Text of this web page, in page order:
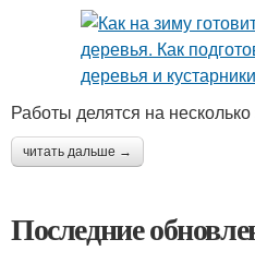
Работы делятся на несколько
читать дальше →
Последние